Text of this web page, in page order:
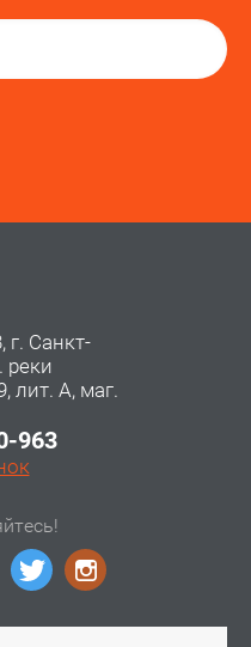
г. Санкт-
реки
лит. А, маг.
963